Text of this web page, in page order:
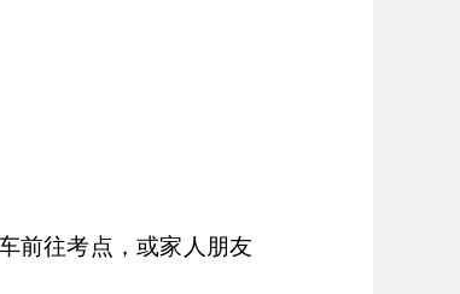
前往考点，或家人朋友